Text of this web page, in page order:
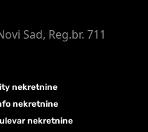
Sad, Reg.br. 711
nekretnine
nekretnine
nekretnine